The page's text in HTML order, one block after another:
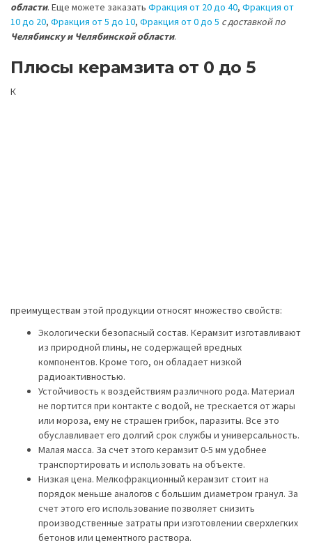
области. Еще можете заказать Фракция от 20 до 40, Фракция от
10 до 20, Фракция от 5 до 10, Фракция от 0 до 5 с доставкой по
Челябинску и Челябинской области.
Плюсы керамзита от 0 до 5
К
преимуществам этой продукции относят множество свойств:
Экологически безопасный состав. Керамзит изготавливают
из природной глины, не содержащей вредных
компонентов. Кроме того, он обладает низкой
радиоактивностью.
Устойчивость к воздействиям различного рода. Материал
не портится при контакте с водой, не трескается от жары
или мороза, ему не страшен грибок, паразиты. Все это
обуславливает его долгий срок службы и универсальность.
Малая масса. За счет этого керамзит 0-5 мм удобнее
транспортировать и использовать на объекте.
Низкая цена. Мелкофракционный керамзит стоит на
порядок меньше аналогов с большим диаметром гранул. За
счет этого его использование позволяет снизить
производственные затраты при изготовлении сверхлегких
бетонов или цементного раствора.